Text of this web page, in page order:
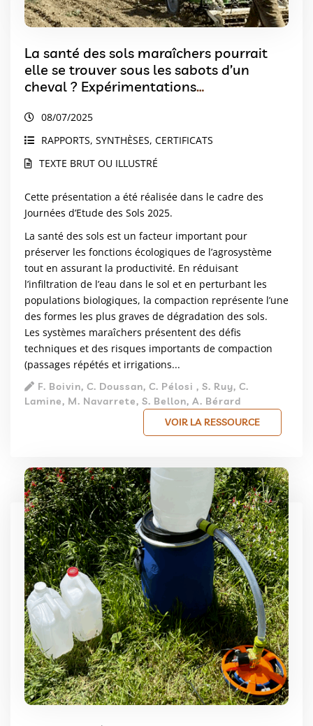
La santé des sols maraîchers pourrait
elle se trouver sous les sabots d’un
cheval ? Expérimentations
08/07/2025
RAPPORTS, SYNTHÈSES, CERTIFICATS
TEXTE BRUT OU ILLUSTRÉ
Cette présentation a été réalisée dans le cadre des
Journées d’Etude des Sols 2025.
La santé des sols est un facteur important pour
préserver les fonctions écologiques de l’agrosystème
tout en assurant la productivité. En réduisant
l’infiltration de l’eau dans le sol et en perturbant les
populations biologiques, la compaction représente l’une
des formes les plus graves de dégradation des sols.
Les systèmes maraîchers présentent des défis
techniques et des risques importants de compaction
(passages répétés et irrigations...
F. Boivin, C. Doussan, C. Pélosi , S. Ruy, C.
Lamine, M. Navarrete, S. Bellon, A. Bérard
VOIR LA RESSOURCE